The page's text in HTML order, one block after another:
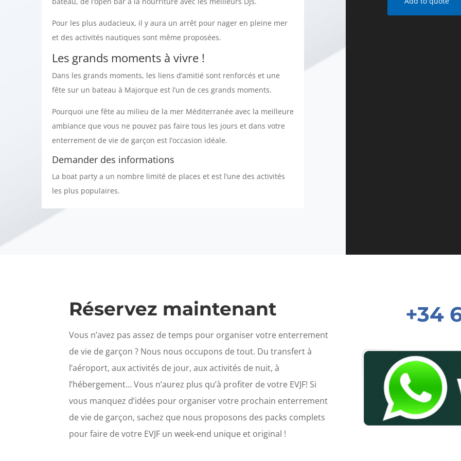
Pour les plus audacieux, il y aura un arrêt pour nager en pleine mer
et des activités nautiques sont même proposées.
Les grands moments à vivre !
Dans les grands moments, les liens d’amitié sont renforcés et une
fête sur un bateau à Majorque est l’un de ces grands moments.
Pourquoi une fête au milieu de la mer Méditerranée avec la meilleure
ambiance que vous ne pouvez pas faire tous les jours et dans votre
enterrement de vie de garçon est l’occasion idéale.
Demander des informations
La boat party a un nombre limité de places et est l’une des activités
les plus populaires.
Réservez maintenant
Vous n’avez pas assez de temps pour organiser votre enterrement
de vie de garçon ? Nous nous occupons de tout. Du transfert à
l’aéroport, aux activités de jour, aux activités de nuit, à
l’hébergement… Vous n’aurez plus qu’à profiter de votre EVJF! Si
vous manquez d’idées pour organiser votre prochain enterrement
de vie de garçon, sachez que nous proposons des packs complets
pour faire de votre EVJF un week-end unique et original !
+34